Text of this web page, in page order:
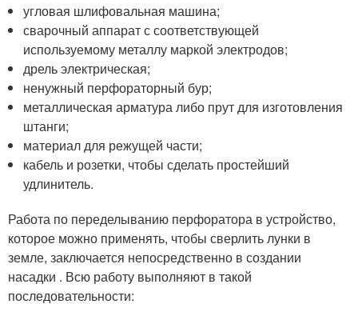
угловая шлифовальная машина;
сварочный аппарат с соответствующей
используемому металлу маркой электродов;
дрель электрическая;
ненужный перфораторный бур;
металлическая арматура либо прут для изготовления
штанги;
материал для режущей части;
кабель и розетки, чтобы сделать простейший
удлинитель.
Работа по переделыванию перфоратора в устройство,
которое можно применять, чтобы сверлить лунки в
земле, заключается непосредственно в создании
насадки . Всю работу выполняют в такой
последовательности: